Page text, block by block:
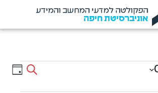
הפקולטה למדעי המחשב והמידע
אוניברסיטת חיפה
Search
Day